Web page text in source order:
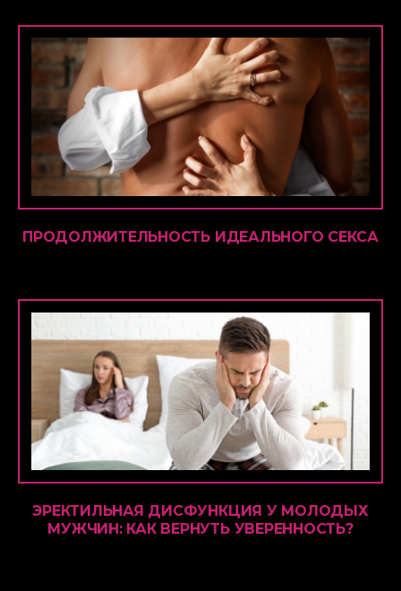
ПРОДОЛЖИТЕЛЬНОСТЬ ИДЕАЛЬНОГО СЕКСА
ЭРЕКТИЛЬНАЯ ДИСФУНКЦИЯ У МОЛОДЫХ
МУЖЧИН: КАК ВЕРНУТЬ УВЕРЕННОСТЬ?